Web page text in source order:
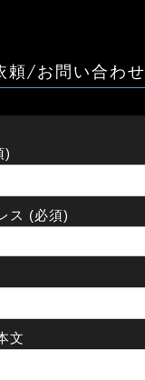
頼/お問い合わせ
)
ス (必須)
文